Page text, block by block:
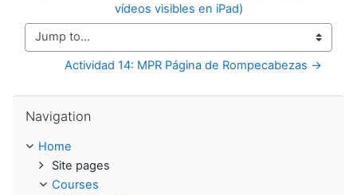
vídeos visibles en iPad)
Jump to...
Actividad 14: MPR Página de Rompecabezas →
Navigation
Home
Site pages
Courses